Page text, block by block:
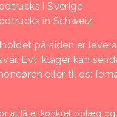
i Sverige
in Schweiz
på siden er
Evt. klager kan
eller til os:
at få et konkret oplæg